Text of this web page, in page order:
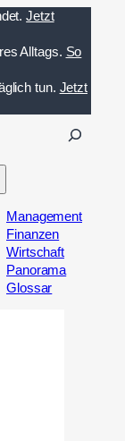
Jetzt
Alltags. So
tun. Jetzt
n
Management
Finanzen
Wirtschaft
Panorama
Glossar